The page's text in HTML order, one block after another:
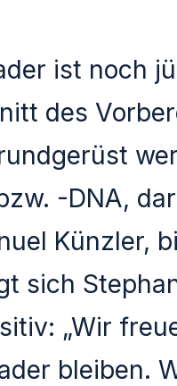
ist noch
des
-DNA,
Künzler,
sich
„Wir
bleiben.